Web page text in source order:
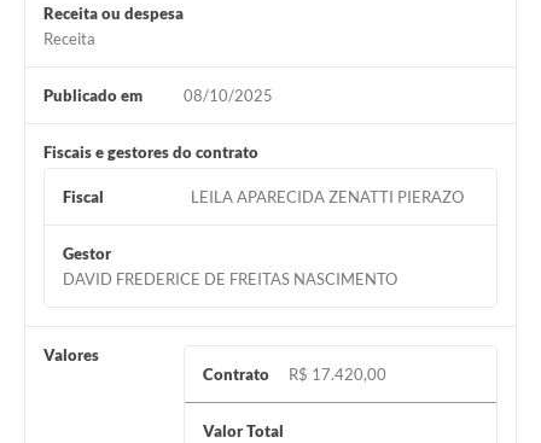
Receita ou despesa
Receita
Publicado em 08/10/2025
Fiscais e gestores do contrato
Fiscal LEILA APARECIDA ZENATTI PIERAZO
Gestor
DAVID FREDERICE DE FREITAS NASCIMENTO
Valores
Contrato
R$ 17.420,00
Valor Total